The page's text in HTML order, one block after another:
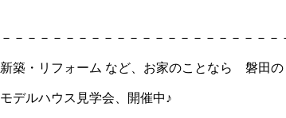
－－－－－－－－－－－－－－－－－－－－－
新築・リフォーム など、お家のことなら 磐田の
モデルハウス見学会、開催中♪